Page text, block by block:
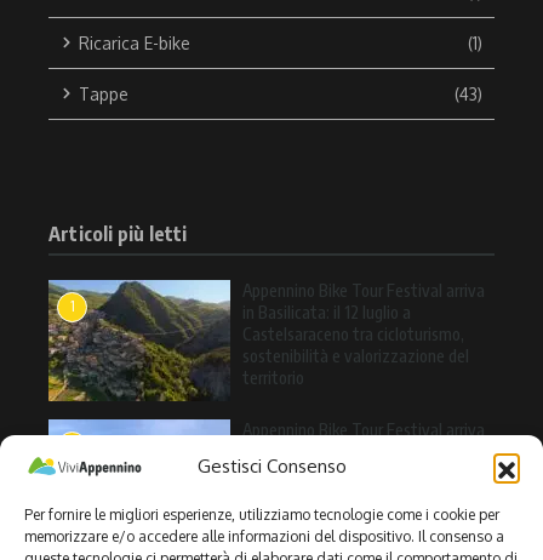
Gestisci Consenso
Per fornire le migliori esperienze, utilizziamo tecnologie come i cookie per
memorizzare e/o accedere alle informazioni del dispositivo. Il consenso a
Ricarica E-bike (1)
Tappe (43)
Articoli più letti
1
Appennino Bike Tour Festival arriva
in Basilicata: il 12 luglio a
Castelsaraceno tra cicloturismo,
sostenibilità e valorizzazione del
territorio
Appennino Bike Tour Festival arriva
giornata tra cicloturismo, natura e